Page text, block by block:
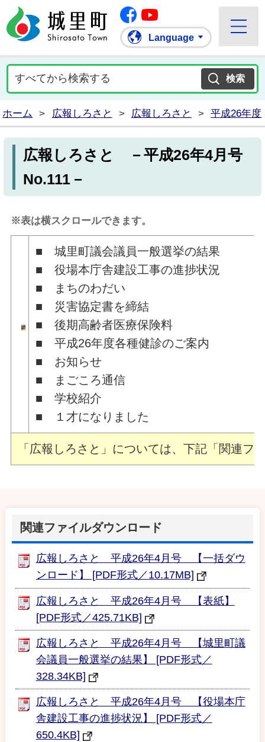
城里町ホームページ
Facebook
Language
ホーム > 広報しろさと > 広報しろさと > 平成26年度
広報しろさと －平成26年4月号
No.111－
※表は横スクロールできます。
■ 城里町議会議員一般選挙の結果
■ 役場本庁舎建設工事の進捗状況
■ まちのわだい
■ 災害協定書を締結
■ 後期高齢者医療保険料
■ 平成26年度各種健診のご案内
■ まごころ通信
■
「広報しろさと」については、下記「関連
関連ファイルダウンロード
広報しろさと 平成26年4月号 【一括ダウ
ンロード】 [PDF形式／10.17MB]
広報しろさと 平成26年4月号 【表紙】
[PDF形式／425.71KB]
広報しろさと 平成26年4月号 【城里町議
会議員一般選挙の結果】 [PDF形式／
328.34KB]
広報しろさと 平成26年4月号 【役場本庁
舎建設工事の進捗状況】 [PDF形式／
650.4KB]